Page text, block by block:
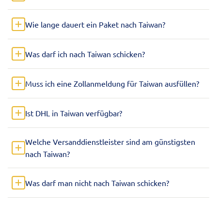
Wie lange dauert ein Paket nach Taiwan?
Was darf ich nach Taiwan schicken?
Muss ich eine Zollanmeldung für Taiwan ausfüllen?
Ist DHL in Taiwan verfügbar?
Welche Versanddienstleister sind am günstigsten
nach Taiwan?
Was darf man nicht nach Taiwan schicken?